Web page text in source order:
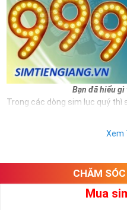
Bạn đã hiểu gì
Trong các dòng sim lục quý thì
đẳng cấp cũng như vị thế của
Xem
CHĂM
Mua